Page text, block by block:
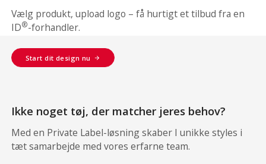
Vælg produkt, upload logo – få hurtigt et tilbud fra en
ID®-forhandler.
Start dit design nu
Ikke noget tøj, der matcher jeres behov?
Med en Private Label-løsning skaber I unikke styles i
tæt samarbejde med vores erfarne team.